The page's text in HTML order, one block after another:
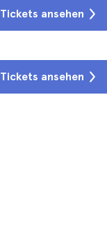
Tickets ansehen
Tickets ansehen